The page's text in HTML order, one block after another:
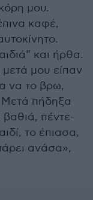
μου.
καφέ,
και ήρθα.
μου είπαν
να το βρω,
Μετά πήδηξα
πέντε-
το έπιασα,
ανάσα»,